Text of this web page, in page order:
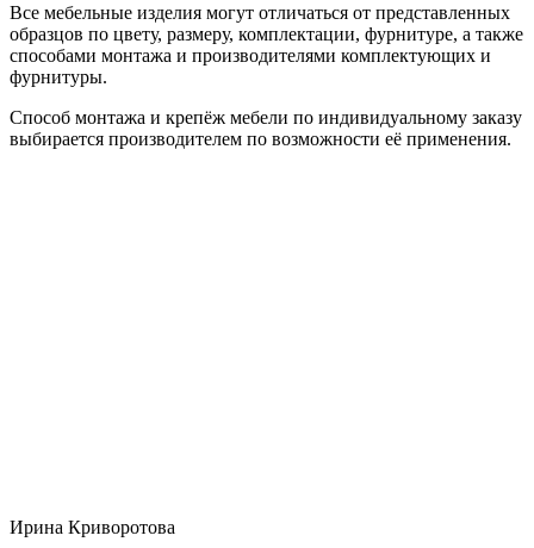
Все мебельные изделия могут отличаться от представленных
образцов по цвету, размеру, комплектации, фурнитуре, а также
способами монтажа и производителями комплектующих и
фурнитуры.
Способ монтажа и крепёж мебели по индивидуальному заказу
выбирается производителем по возможности её применения.
Ирина Криворотова